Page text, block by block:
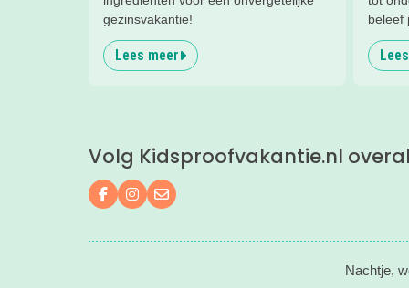
gezinsvakantie!
Lees meer
beleef
Volg Kidsproofvakantie.nl
Volg ons op Facebook
Volg ons op Instagram
Mail ons
Nachtje,